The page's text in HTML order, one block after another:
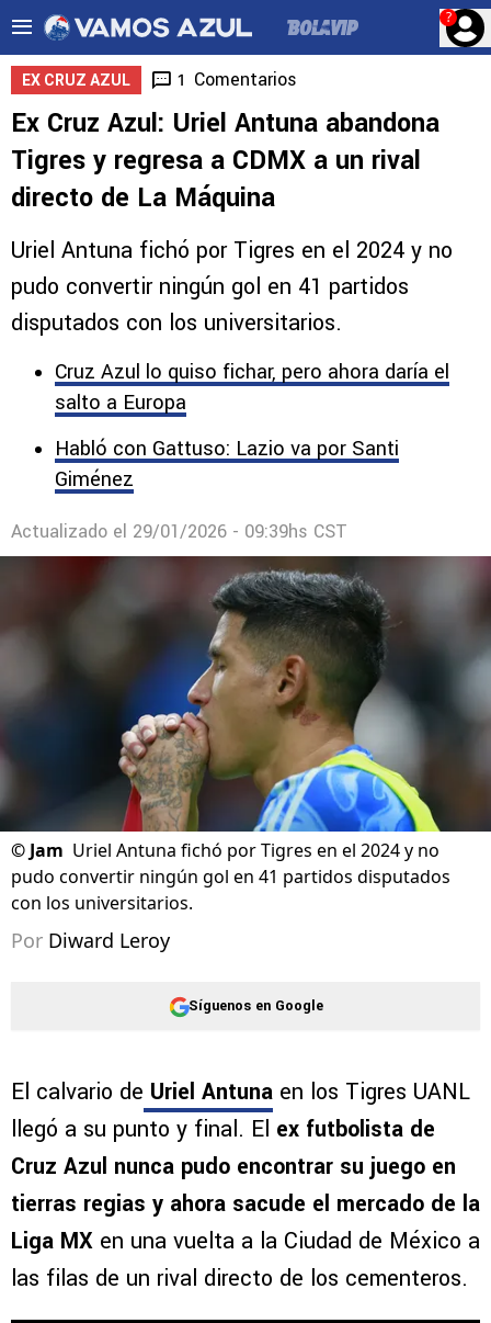
?
EX CRUZ AZUL 1 Comentarios
Ex Cruz Azul: Uriel Antuna abandona
Tigres y regresa a CDMX a un rival
directo de La Máquina
Uriel Antuna fichó por Tigres en el 2024 y no
pudo convertir ningún gol en 41 partidos
disputados con los universitarios.
Cruz Azul lo quiso fichar, pero ahora daría el
salto a Europa
Habló con Gattuso: Lazio va por Santi
Giménez
Actualizado el 29/01/2026 - 09:39hs CST
©Jam Uriel Antuna fichó por Tigres en el 2024 y no
pudo convertir ningún gol en 41 partidos disputados
con los universitarios.
Por Diward Leroy
Síguenos en Google
El calvario de Uriel Antuna en los Tigres UANL
llegó a su punto y final. El ex futbolista de
Cruz Azul nunca pudo encontrar su juego en
tierras regias y ahora sacude el mercado de la
Liga MX en una vuelta a la Ciudad de México a
las filas de un rival directo de los cementeros.